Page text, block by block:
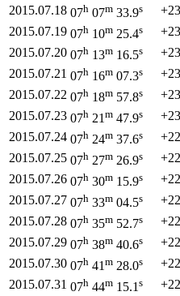
2015.07.18 07h 07m 33.9s
2015.07.19 07h 10m 25.4s
2015.07.20 07h 13m 16.5s
2015.07.21 07h 16m 07.3s
2015.07.22 07h 18m 57.8s
2015.07.23 07h 21 m 47.9s
2015.07.24 07h 24m 37.6s
2015.07.25 07h 27m 26.9s
2015.07.26 07h 30m 15.9s
2015.07.27 07h 33m 04.5s
2015.07.28 07h 35m 52.7s
2015.07.29 07h 38m 40.6s
2015.07.30 07h 41 m 28.0s
2015.07.31 07h 44m 15.1 s